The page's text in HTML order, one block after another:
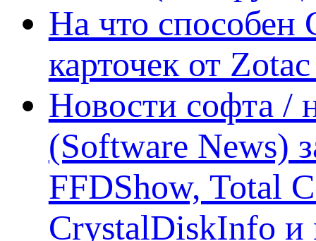
На что способен
карточек от
Новости софта /
(Software News)
FFDShow, Total
CrystalDiskInfo и